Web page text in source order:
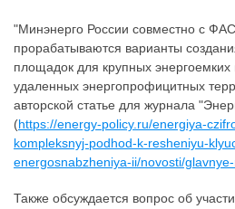
"Минэнерго России совместно с
прорабатываются варианты
площадок для крупных энергоемких
удаленных энергопрофицитных
авторской статье для журнала
(https://energy-policy.ru/energiya-
kompleksnyj-podhod-k-resheniyu-
energosnabzheniya-ii/novosti/
Также обсуждается вопрос об